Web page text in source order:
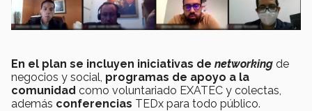
En el plan se incluyen iniciativas de networking de
negocios y social, programas de apoyo a la
comunidad como voluntariado EXATEC y colectas,
además conferencias TEDx para todo público.